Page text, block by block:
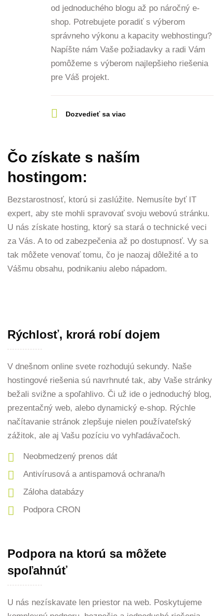
od jednoduchého blogu až po náročný e-
shop. Potrebujete poradiť s výberom
správneho výkonu a kapacity webhostingu?
Napíšte nám Vaše požiadavky a radi Vám
pomôžeme s výberom najlepšieho riešenia
pre Váš projekt.
Dozvedieť sa viac
Čo získate s naším
hostingom:
Bezstarostnosť, ktorú si zaslúžite. Nemusíte byť IT
expert, aby ste mohli spravovať svoju webovú stránku.
U nás získate hosting, ktorý sa stará o technické veci
za Vás. A to od zabezpečenia až po dostupnosť. Vy sa
tak môžete venovať tomu, čo je naozaj dôležité a to
Vášmu obsahu, podnikaniu alebo nápadom.
Rýchlosť, krorá robí dojem
V dnešnom online svete rozhodujú sekundy. Naše
hostingové riešenia sú navrhnuté tak, aby Vaše stránky
bežali svižne a spoľahlivo. Či už ide o jednoduchý blog,
prezentačný web, alebo dynamický e-shop. Rýchle
načítavanie stránok zlepšuje nielen používateľský
zážitok, ale aj Vašu pozíciu vo vyhľadávačoch.
Neobmedzený prenos dát
Antivírusová a antispamová ochrana/h
Záloha databázy
Podpora CRON
Podpora na ktorú sa môžete
spoľahnúť
U nás nezískavate len priestor na web. Poskytujeme